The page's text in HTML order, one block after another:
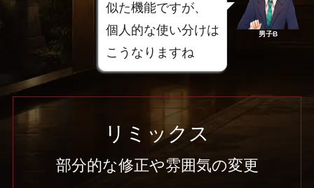
似た機能ですが、
個人的な使い分けは
こうなりますね
男子B
リミックス
部分的な修正や雰囲気の変更